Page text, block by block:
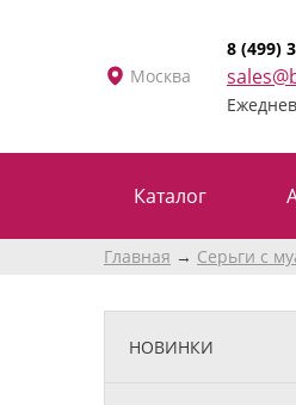
Москва
8 (499)
Каталог
Главная Серьги с
НОВИНКИ